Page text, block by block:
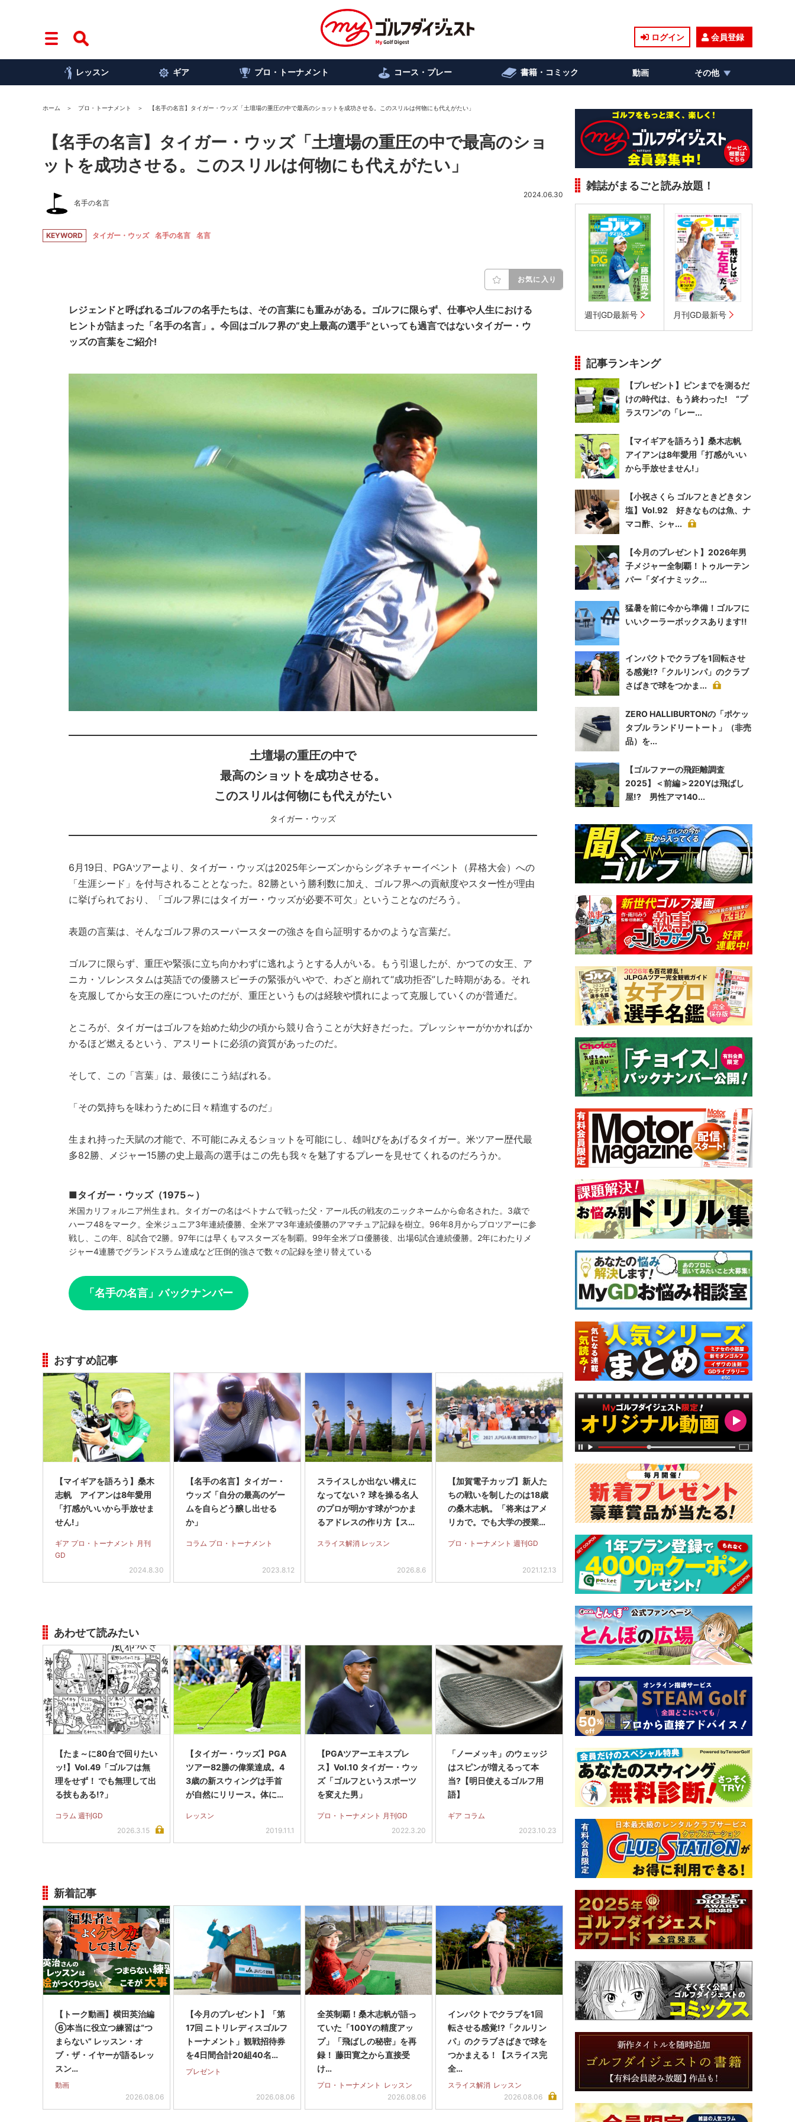
ログイン 会員登録
レッスン ギア プロ・トーナメント コース・プレー 書籍・コミック 動画 その他
ホーム プロ・トーナメント 【名手の名言】タイガー・ウッズ「土壇場の重圧の中で最高のショットを成功させる。このスリルは何物にも代えがたい」
【名手の名言】タイガー・ウッズ「土壇場の重圧の中で最高のショ
ットを成功させる。このスリルは何物にも代えがたい」
名手の名言
2024.06.30
KEYWORD タイガー・ウッズ 名手の名言 名言
お気に入り
レジェンドと呼ばれるゴルフの名手たちは、その言葉にも重みがある。ゴルフに限らず、仕事や人生における
ヒントが詰まった「名手の名言」。 今回はゴルフ界の“史上最高の選手”といっても過言ではないタイガー・ウ
ッズの言葉をご紹介!
土壇場の重圧の中で
最高のショットを成功させる。
このスリルは何物にも代えがたい
タイガー・ウッズ
6月19日、PGAツアーより、タイガー・ウッズは2025年シーズンからシグネチャーイベント（昇格大会）への
「生涯シード」を付与されることとなった。82勝という勝利数に加え、ゴルフ界への貢献度やスター性が理由
に挙げられており、「ゴルフ界にはタイガー・ウッズが必要不可欠」ということなのだろう。
表題の言葉は、そんなゴルフ界のスーパースターの強さを自ら証明するかのような言葉だ。
ゴルフに限らず、重圧や緊張に立ち向かわずに逃れようとする人がいる。もう引退したが、かつての女王、ア
ニカ・ソレンスタムは英語での優勝スピーチの緊張がいやで、わざと崩れて“成功拒否”した時期がある。それ
を克服してから女王の座についたのだが、重圧というものは経験や慣れによって克服していくのが普通だ。
ところが、タイガーはゴルフを始めた幼少の頃から競り合うことが大好きだった。プレッシャーがかかればか
かるほど燃えるという、アスリートに必須の資質があったのだ。
そして、この「言葉」は、最後にこう結ばれる。
「その気持ちを味わうために日々精進するのだ」
生まれ持った天賦の才能で、不可能にみえるショットを可能にし、雄叫びをあげるタイガー。米ツアー歴代最
多82勝、メジャー15勝の史上最高の選手はこの先も我々を魅了するプレーを見せてくれるのだろうか。
■タイガー・ウッズ（1975～）
米国カリフォルニア州生まれ。タイガーの名はベトナムで戦った父・アール氏の戦友のニックネームから命名された。3歳で
ハーフ48をマーク。全米ジュニア3年連続優勝、全米アマ3年連続優勝のアマチュア記録を樹立。96年8月からプロツアーに参
戦し、この年、8試合で2勝。97年には早くもマスターズを制覇。99年全米プロ優勝後、出場6試合連続優勝。2年にわたりメ
ジャー4連勝でグランドスラム達成など圧倒的強さで数々の記録を塗り替えている
「名手の名言」バックナンバー
おすすめ記事
【マイギアを語ろう】桑木
志帆 アイアンは8年愛用
「打感がいいから手放せま
せん!」
ギア プロ・トーナメント 月刊
GD
2024.8.30
【名手の名言】タイガー・
ウッズ「自分の最高のゲー
ムを自らどう醸し出せる
か」
コラム プロ・トーナメント
2023.8.12
スライスしか出ない構えに
なってない？ 球を操る名人
のプロが明かす球がつかま
るアドレスの作り方【スラ
スライス解消 レッスン
2026.8.6
【加賀電子カップ】新人た
ちの戦いを制したのは18歳
の桑木志帆。「将来はアメ
リカで。でも大学の授業に
プロ・トーナメント 週刊GD
2021.12.13
あわせて読みたい
【たま～に80台で回りたい
ッ!】Vol.49「ゴルフは無
理をせず！ でも無理して出
る技もある!?」
コラム 週刊GD
2026.3.15
【タイガー・ウッズ】PGA
ツアー82勝の偉業達成。4
3歳の新スウィングは手首
が自然にリリース。体にや
レッスン
2019.11.1
【PGAツアーエキスプレ
ス】Vol.10 タイガー・ウッ
ズ「ゴルフというスポーツ
を変えた男」
プロ・トーナメント 月刊GD
2022.3.20
「ノーメッキ」のウェッジ
はスピンが増えるって本
当?【明日使えるゴルフ用
語】
ギア コラム
2023.10.23
新着記事
【トーク動画】横田英治編
⑥本当に役立つ練習は“つ
まらない” レッスン・オ
ブ・ザ・イヤーが語るレッ
スン…
動画
2026.08.06
【今月のプレゼント】「第
17回 ニトリレディスゴルフ
トーナメント」観戦招待券
を4日間合計20組40名…
プレゼント
2026.08.06
全英制覇！桑木志帆が語っ
ていた「100Yの精度アッ
プ」「飛ばしの秘密」を再
録！ 藤田寛之から直接受
け…
プロ・トーナメント レッスン
2026.08.06
インパクトでクラブを1回
転させる感覚!?「クルリン
パ」のクラブさばきで球を
つかまえる！【スライス完
全…
スライス解消 レッスン
2026.08.06
雑誌がまるごと読み放題！
週刊GD最新号 月刊GD最新号
記事ランキング
【プレゼント】ピンまでを測るだ
けの時代は、もう終わった! “プ
ラスワン”の「レー...
【マイギアを語ろう】桑木志帆
アイアンは8年愛用「打感がいい
から手放せません!」
【小祝さくら ゴルフときどきタン
塩】Vol.92 好きなものは魚、ナ
マコ酢、シャ...
【今月のプレゼント】2026年男
子メジャー全制覇！トゥルーテン
パー「ダイナミック...
猛暑を前に今から準備！ゴルフに
いいクーラーボックスあります!!
インパクトでクラブを1回転させ
る感覚!?「クルリンパ」のクラブ
さばきで球をつかま...
ZERO HALLIBURTONの「ポケッ
タブル ランドリートート」（非売
品）を...
【ゴルファーの飛距離調査
2025】＜前編＞220Yは飛ばし
屋!? 男性アマ140...